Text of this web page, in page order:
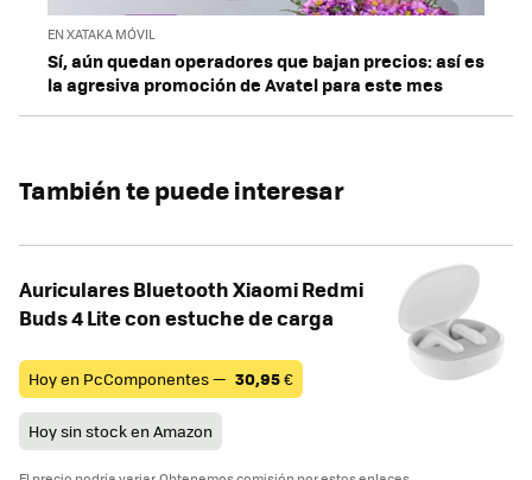
EN XATAKA MÓVIL
Sí, aún quedan operadores que bajan precios: así es
la agresiva promoción de Avatel para este mes
También te puede interesar
Auriculares Bluetooth Xiaomi Redmi
Buds 4 Lite con estuche de carga
Hoy en PcComponentes — 30,95€
Hoy sin stock en Amazon